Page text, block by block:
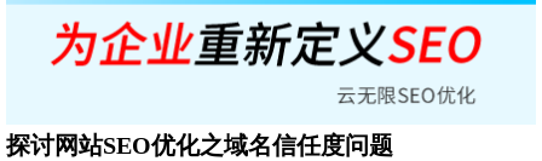
探讨网站SEO优化之域名信任度问题